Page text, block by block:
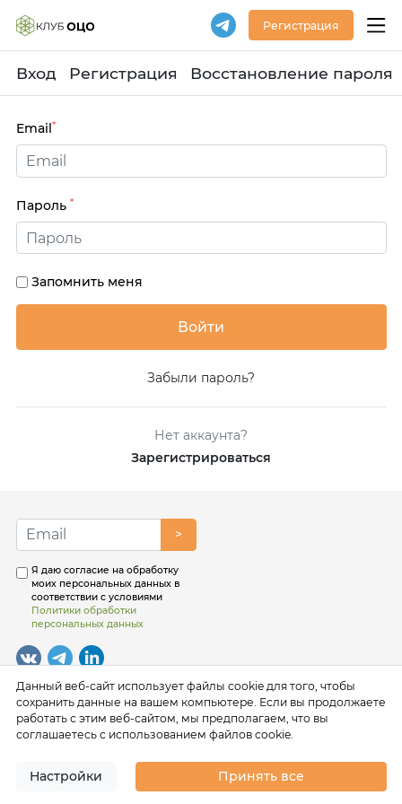
Регистрация
Вход Регистрация Восстановление пароля
Email*
Пароль *
Запомнить меня
Забыли пароль?
Нет аккаунта?
Зарегистрироваться
>
Я даю согласие на обработку
моих персональных данных в
соответствии с условиями
Политики обработки
персональных данных
Данный веб-сайт использует файлы cookie для того, чтобы
сохранить данные на вашем компьютере. Если вы продолжаете
работать с этим веб-сайтом, мы предполагаем, что вы
соглашаетесь с использованием файлов cookie.
Настройки Принять все